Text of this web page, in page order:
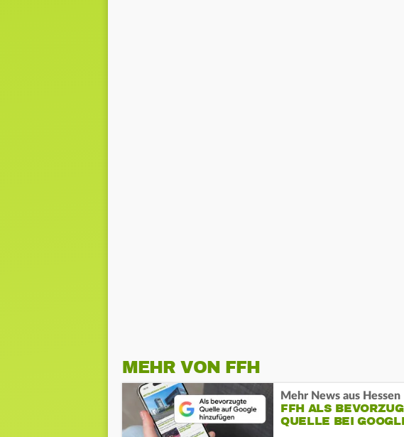
MEHR VON FFH
Mehr News aus Hessen
FFH ALS
QUELLE BEI